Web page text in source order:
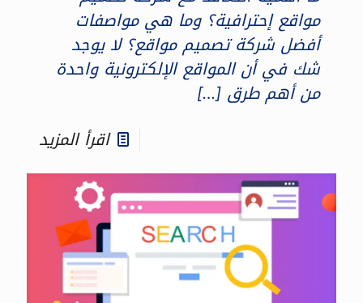
مواقع إحترافية؟ وما هي مواصفات
أفضل شركة تصميم مواقع؟ لا يوجد
شك في أن المواقع الإلكترونية واحدة
من أهم طرق […]
اقرأ المزيد